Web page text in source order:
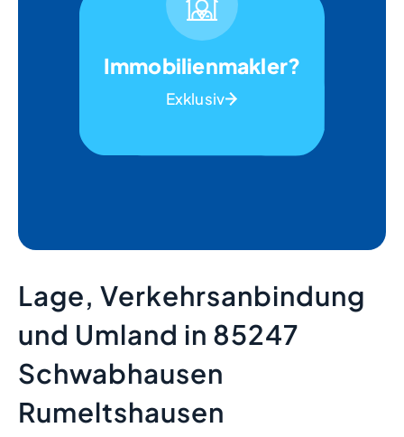
Immobilienmakler?
Exklusiv
Lage, Verkehrsanbindung
und Umland in 85247
Schwabhausen
Rumeltshausen